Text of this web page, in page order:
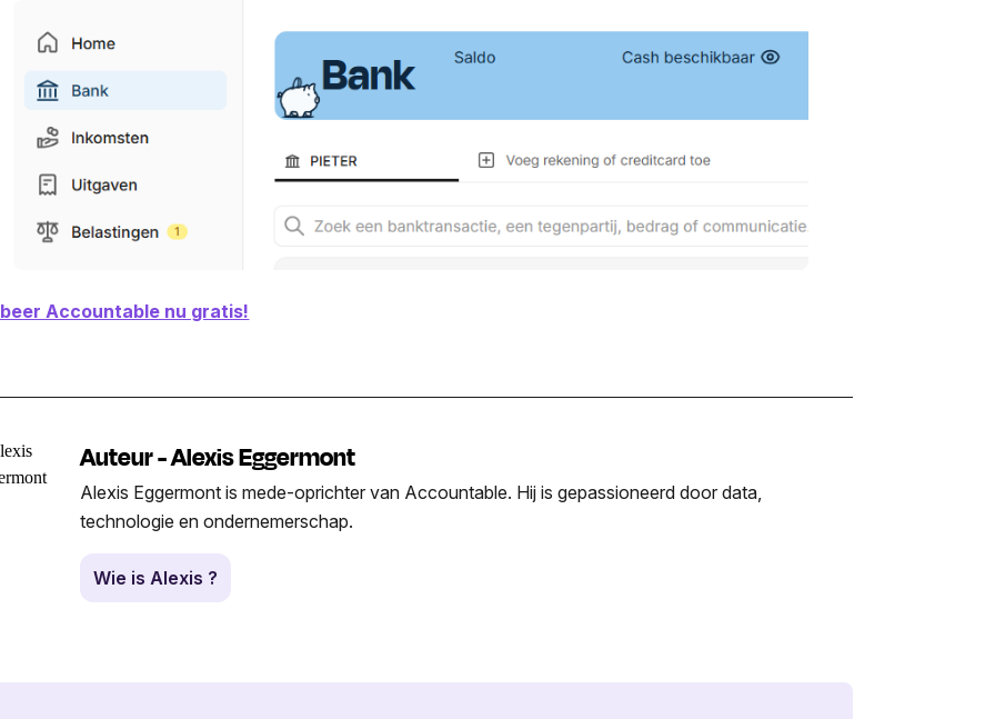
Accountable nu gratis!
Auteur - Alexis Eggermont
Alexis Eggermont is mede-oprichter van Accountable. Hij is gepassioneerd door data,
technologie en ondernemerschap.
Wie is Alexis ?